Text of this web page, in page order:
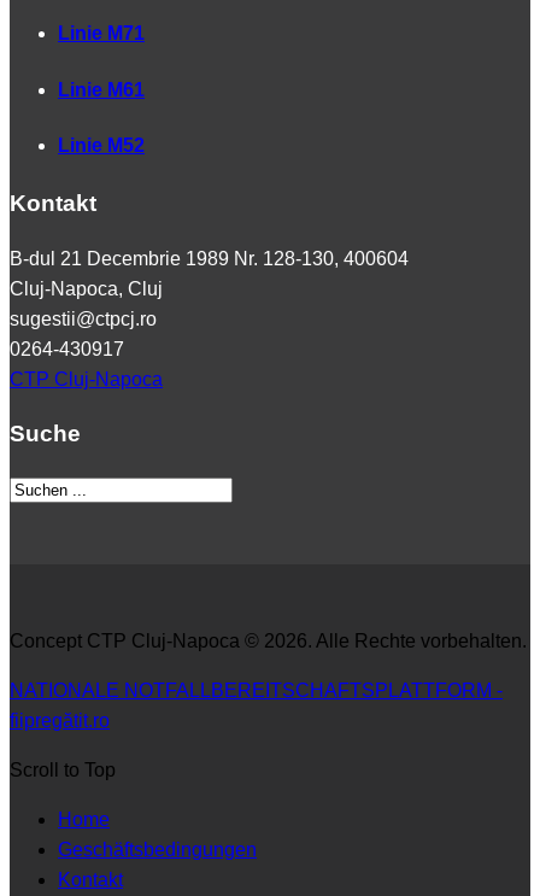
Linie M71
Linie M61
Linie M52
Kontakt
B-dul 21 Decembrie 1989 Nr. 128-130, 400604
Cluj-Napoca, Cluj
sugestii@ctpcj.ro
0264-430917
CTP Cluj-Napoca
Suche
Concept CTP Cluj-Napoca © 2026. Alle Rechte vorbehalten.
NATIONALE NOTFALLBEREITSCHAFTSPLATTFORM -
fiipregătit.ro
Scroll to Top
Home
Geschäftsbedingungen
Kontakt